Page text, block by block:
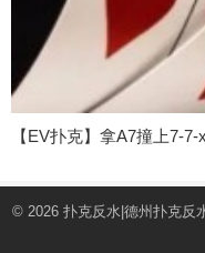
【EV扑克】拿A7撞上7-
© 2026 扑克反水|德州扑克反